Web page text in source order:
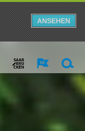
ANSEHEN